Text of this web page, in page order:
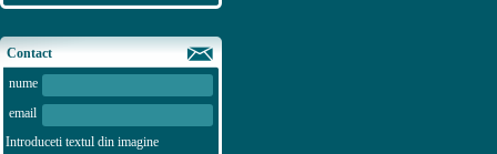
Contact
nume
email
Introduceti textul din imagine